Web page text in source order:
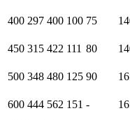
400 297 400 100 75
450 315 422 111 80
500 348 480 125 90
600 444 562 151 -